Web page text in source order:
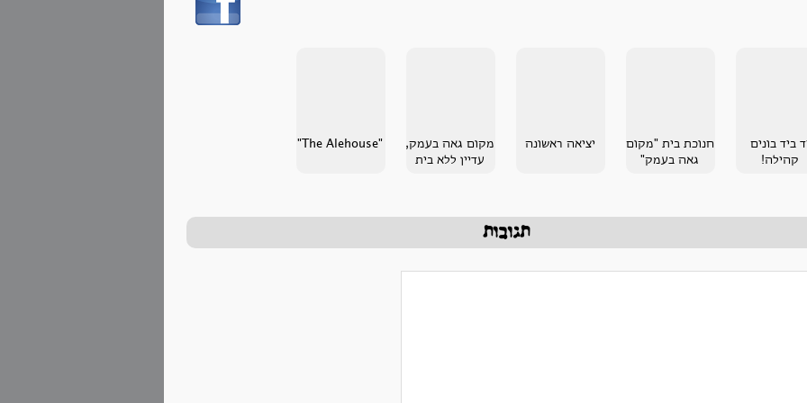
ביד בונים
קהילה!
חנוכת בית "מקום
גאה בעמק"
יציאה ראשונה
מקום גאה בעמק,
עדיין ללא בית
"The Alehouse"
תגובות